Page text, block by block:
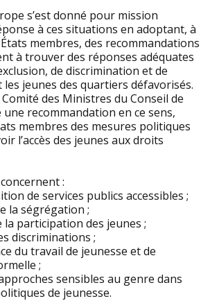
s’est donné pour mission
à ces situations en adoptant, à
membres, des recommandations
à trouver des réponses adéquates
de discrimination et de
jeunes des quartiers défavorisés.
des Ministres du Conseil de
une recommandation en ce sens,
membres des mesures politiques
l’accès des jeunes aux droits
:
de services publics accessibles ;
la ségrégation ;
participation des jeunes ;
discriminations ;
du travail de jeunesse et de
;
sensibles au genre dans
de jeunesse.